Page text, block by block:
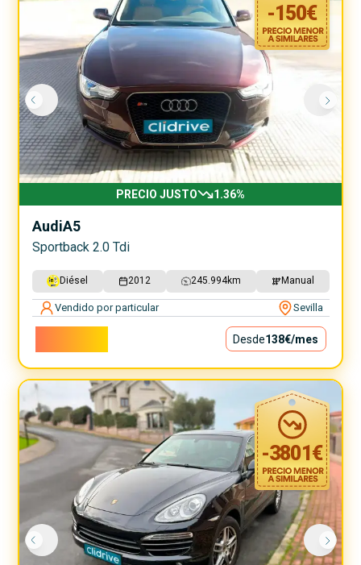
-150€
PRECIO JUSTO 1.36%
AudiA5
Sportback 2.0 Tdi
Diésel 2012 245.994km Manual
Vendido por particular Sevilla
Desde138€/mes
-3801€